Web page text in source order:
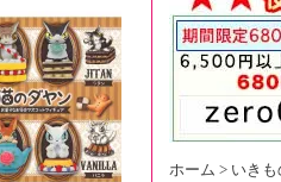
ホーム > いき